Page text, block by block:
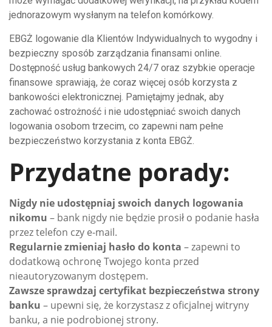
jednorazowym wysłanym na telefon komórkowy.
EBGŻ logowanie dla Klientów Indywidualnych to wygodny i
bezpieczny sposób zarządzania finansami online.
Dostępność usług bankowych 24/7 oraz szybkie operacje
finansowe sprawiają, że coraz więcej osób korzysta z
bankowości elektronicznej. Pamiętajmy jednak, aby
zachować ostrożność i nie udostępniać swoich danych
logowania osobom trzecim, co zapewni nam pełne
bezpieczeństwo korzystania z konta EBGŻ.
Przydatne porady:
Nigdy nie udostępniaj swoich danych logowania
nikomu – bank nigdy nie będzie prosił o podanie hasła
przez telefon czy e-mail.
Regularnie zmieniaj hasło do konta – zapewni to
dodatkową ochronę Twojego konta przed
nieautoryzowanym dostępem.
Zawsze sprawdzaj certyfikat bezpieczeństwa strony
banku – upewni się, że korzystasz z oficjalnej witryny
banku, a nie podrobionej strony.